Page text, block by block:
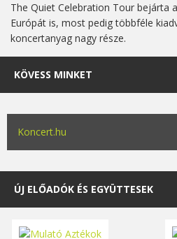
The Quiet Celebration Tour bejárta
Európát is, most pedig többféle
koncertanyag nagy része.
KÖVESS MINKET
Koncert.hu
ÚJ ELŐADÓK ÉS EGYÜTTESEK